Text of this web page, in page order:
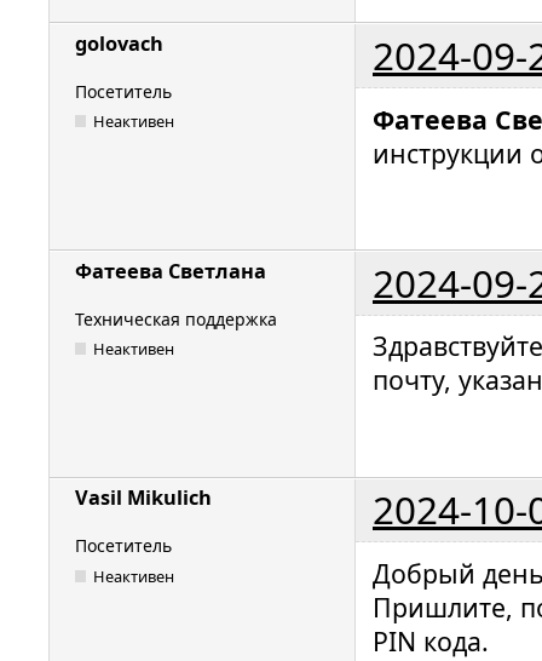
golovach 2024-09-
Посетитель
Неактивен
Фатеева
инструкции
Фатеева Светлана 2024-09-
Техническая поддержка
Неактивен
почту,
Vasil Mikulich 2024-10-
Посетитель
Неактивен
Добрый
Пришлите,
PIN кода.